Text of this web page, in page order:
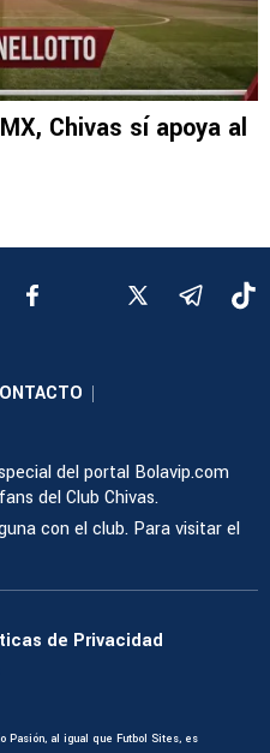
Chivas sí apoya al
del portal Bolavip.com
del Club Chivas.
con el club. Para visitar el
de Privacidad
Pasión, al igual que Futbol Sites, es